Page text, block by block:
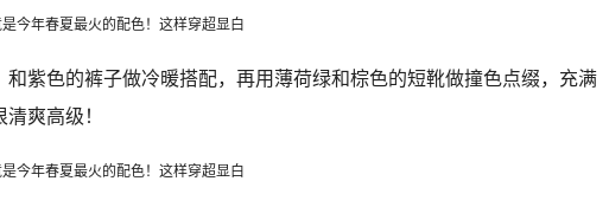
和紫色的裤子做冷暖搭配，再用薄荷绿和棕色的短靴做撞色点缀，充满
爽高级！